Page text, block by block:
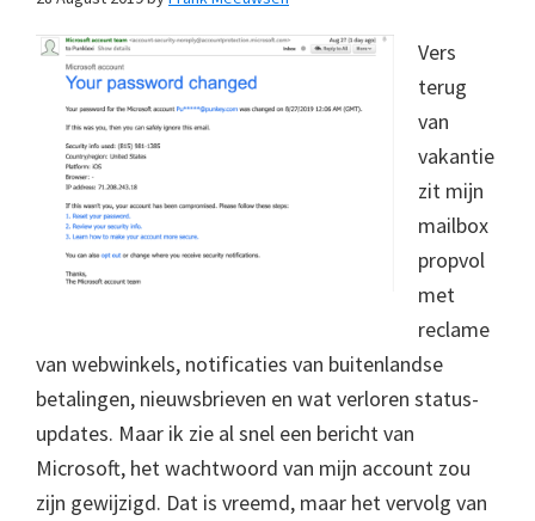
Vers
terug
van
vakantie
zit mijn
mailbox
propvol
met
reclame
van webwinkels, notificaties van buitenlandse
betalingen, nieuwsbrieven en wat verloren status-
updates. Maar ik zie al snel een bericht van
Microsoft, het wachtwoord van mijn account zou
zijn gewijzigd. Dat is vreemd, maar het vervolg van